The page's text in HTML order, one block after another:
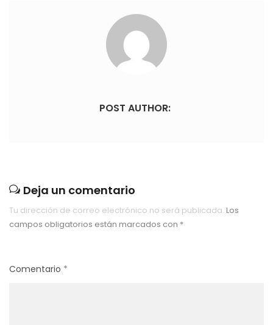
POST AUTHOR:
Deja un comentario
Tu dirección de correo electrónico no será publicada. Los
campos obligatorios están marcados con *
Comentario *